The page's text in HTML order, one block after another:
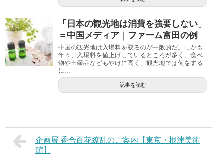
「日本の観光地は消費を強要しない」
＝中国メディア｜ファーム富田の例
中国の観光地は入場料を取るのが一般的だ。しかも
年々、入場料を値上げしているところが多く、食べ
物や土産品などもやけに高く、観光地では何をする
に...
記事を読む
企画展 香合百花繚乱のご案内【東京・根津美術
館】